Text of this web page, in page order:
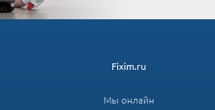
Fixim.ru
Мы онлайн